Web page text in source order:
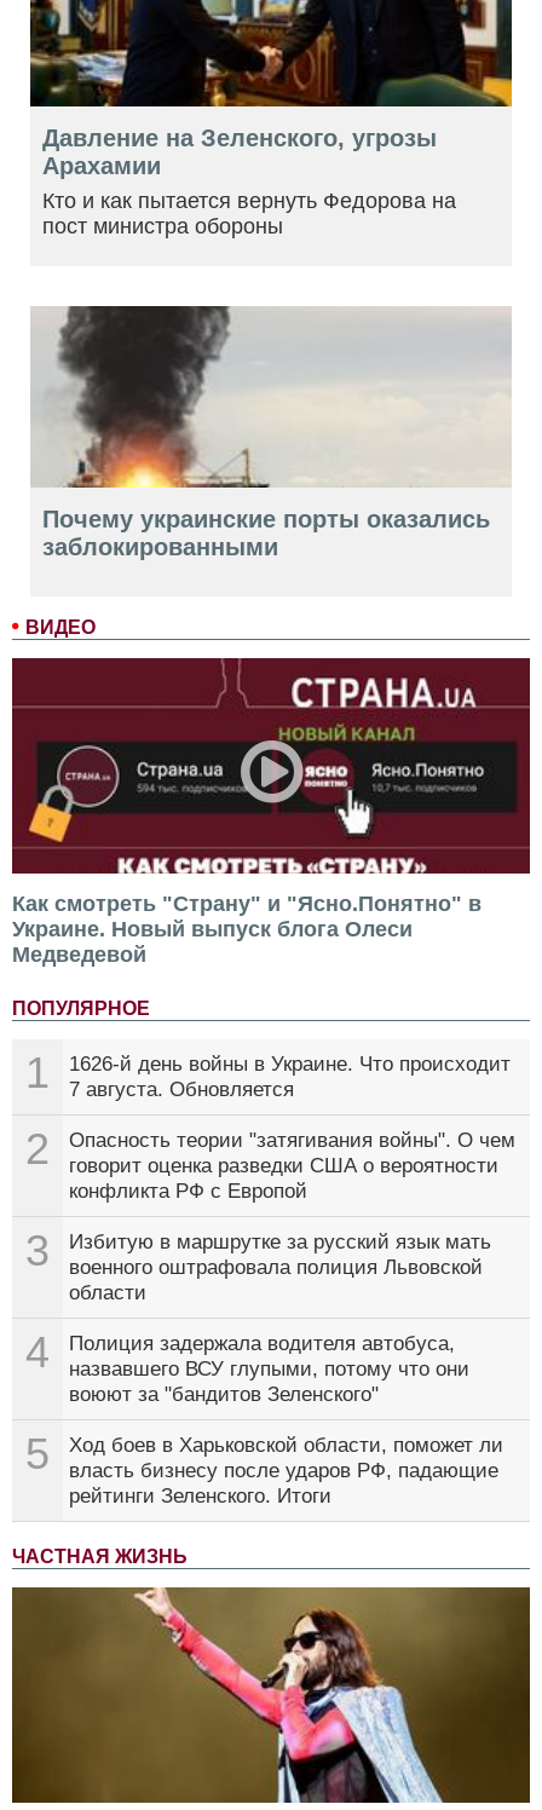
ВИДЕО
Как смотреть "Страну" и "Ясно.Понятно" в
Украине. Новый выпуск блога Олеси
Медведевой
ПОПУЛЯРНОЕ
1
1626-й день войны в Украине. Что происходит
7 августа. Обновляется
2
Опасность теории "затягивания войны". О чем
говорит оценка разведки США о вероятности
конфликта РФ с Европой
3
Избитую в маршрутке за русский язык мать
военного оштрафовала полиция Львовской
области
4
Полиция задержала водителя автобуса,
назвавшего ВСУ глупыми, потому что они
воюют за "бандитов Зеленского"
5
Ход боев в Харьковской области, поможет ли
власть бизнесу после ударов РФ, падающие
рейтинги Зеленского. Итоги
ЧАСТНАЯ ЖИЗНЬ
Давление на Зеленского, угрозы
Арахамии
Кто и как пытается вернуть Федорова на
пост министра обороны
Почему украинские порты оказались
заблокированными